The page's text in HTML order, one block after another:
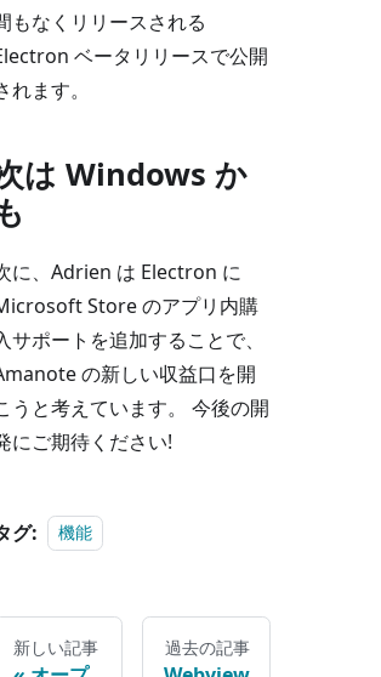
もなくリリースされる
ベータリリースで公開
れます。
は Windows か
に、Adrien は Electron に
Store のアプリ内購
サポートを追加することで、
の新しい収益口を開
うと考えています。 今後の開
にご期待ください!
グ: 機能
新しい記事 過去の記事